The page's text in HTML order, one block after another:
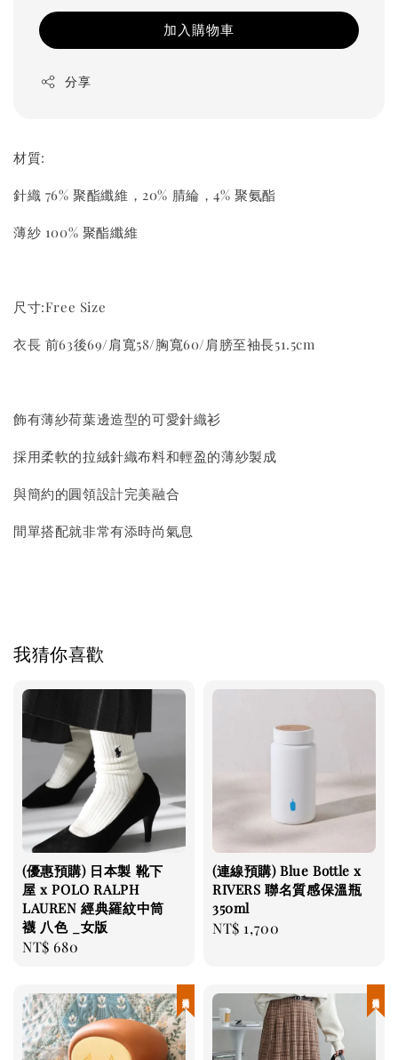
加入購物車
分享
材質:
針織 76% 聚酯纖維，20% 腈綸，4% 聚氨酯
薄紗 100% 聚酯纖維
尺寸:Free Size
衣長 前63後69/肩寬58/胸寬60/肩膀至袖長51.5cm
飾有薄紗荷葉邊造型的可愛針織衫
採用柔軟的拉絨針織布料和輕盈的薄紗製成
與簡約的圓領設計完美融合
間單搭配就非常有添時尚氣息
我猜你喜歡
(優惠預購) 日本製 靴下
屋 x POLO RALPH
LAUREN 經典羅紋中筒
襪 八色 _女版
Regular
NT$ 680
(連線預購) Blue Bottle x
RIVERS 聯名質感保溫瓶
350ml
Regular
NT$ 1,700